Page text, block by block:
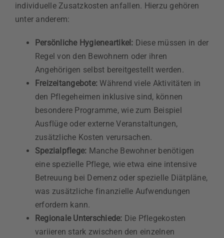
individuelle Zusatzkosten anfallen. Hierzu gehören
unter anderem:
Persönliche Hygieneartikel: Diese müssen in der
Regel von den Bewohnern oder ihren
Angehörigen selbst bereitgestellt werden.
Freizeitangebote: Während viele Aktivitäten in
den Pflegeheimen inklusive sind, können
besondere Programme, wie zum Beispiel
Ausflüge oder externe Veranstaltungen,
zusätzliche Kosten verursachen.
Spezialpflege: Manche Bewohner benötigen
eine spezielle Pflege, wie etwa eine intensive
Betreuung bei Demenz oder spezielle Diätpläne,
was zusätzliche finanzielle Aufwendungen
erfordern kann.
Regionale Unterschiede: Die Pflegekosten
variieren stark zwischen den einzelnen